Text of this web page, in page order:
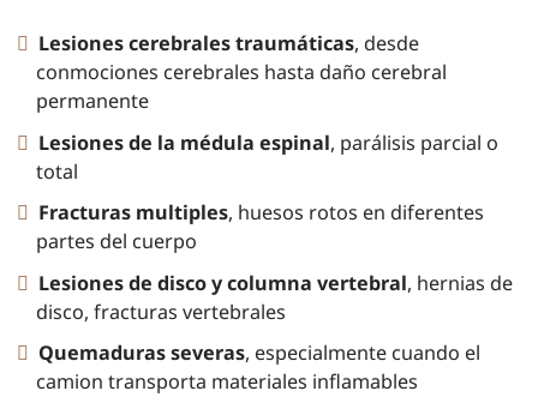
Lesiones cerebrales traumáticas, desde
conmociones cerebrales hasta daño cerebral
permanente
Lesiones de la médula espinal, parálisis parcial o
total
Fracturas multiples, huesos rotos en diferentes
partes del cuerpo
Lesiones de disco y columna vertebral, hernias de
disco, fracturas vertebrales
Quemaduras severas, especialmente cuando el
camion transporta materiales inflamables